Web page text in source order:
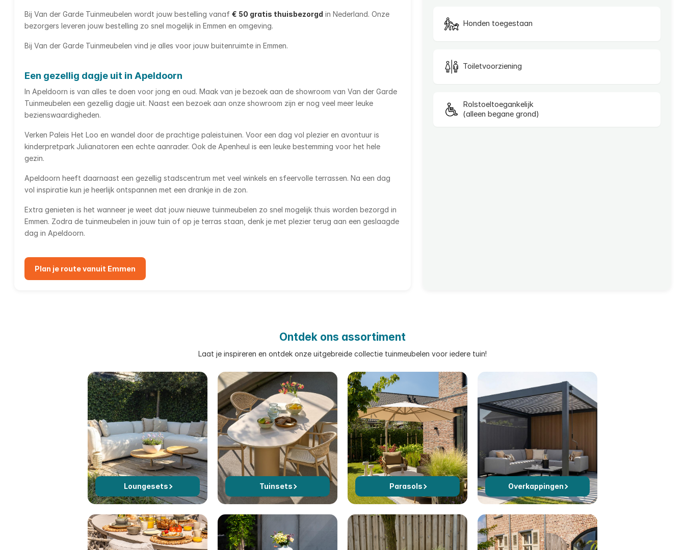
Bij Van der Garde Tuinmeubelen wordt jouw bestelling vanaf € 50 gratis thuisbezorgd in Nederland. Onze
bezorgers leveren jouw bestelling zo snel mogelijk in Emmen en omgeving.
Bij Van der Garde Tuinmeubelen vind je alles voor jouw buitenruimte in Emmen.
Een gezellig dagje uit in Apeldoorn
In Apeldoorn is van alles te doen voor jong en oud. Maak van je bezoek aan de showroom van Van der Garde
Tuinmeubelen een gezellig dagje uit. Naast een bezoek aan onze showroom zijn er nog veel meer leuke
bezienswaardigheden.
Verken Paleis Het Loo en wandel door de prachtige paleistuinen. Voor een dag vol plezier en avontuur is
kinderpretpark Julianatoren een echte aanrader. Ook de Apenheul is een leuke bestemming voor het hele
gezin.
Apeldoorn heeft daarnaast een gezellig stadscentrum met veel winkels en sfeervolle terrassen. Na een dag
vol inspiratie kun je heerlijk ontspannen met een drankje in de zon.
Extra genieten is het wanneer je weet dat jouw nieuwe tuinmeubelen zo snel mogelijk thuis worden bezorgd in
Emmen. Zodra de tuinmeubelen in jouw tuin of op je terras staan, denk je met plezier terug aan een geslaagde
dag in Apeldoorn.
Plan je route vanuit Emmen
Honden toegestaan
Toiletvoorziening
Rolstoeltoegankelijk
(alleen begane grond)
Ontdek ons assortiment
Laat je inspireren en ontdek onze uitgebreide collectie tuinmeubelen voor iedere tuin!
Loungesets Tuinsets Parasols Overkappingen